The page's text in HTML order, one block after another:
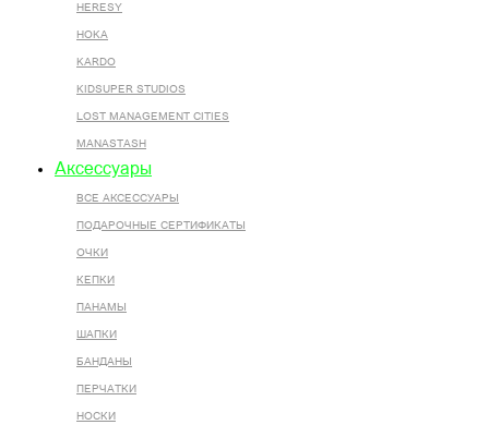
HERESY
HOKA
KARDO
KIDSUPER STUDIOS
LOST MANAGEMENT CITIES
MANASTASH
Аксессуары
ВСЕ AКСЕССУАРЫ
ПОДАРОЧНЫЕ СЕРТИФИКАТЫ
ОЧКИ
КЕПКИ
ПАНАМЫ
ШАПКИ
БАНДАНЫ
ПЕРЧАТКИ
НОСКИ